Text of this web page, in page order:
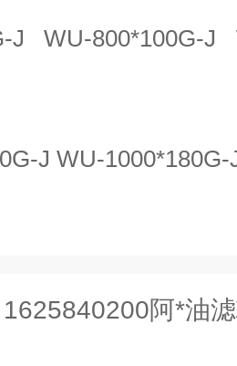
J WU-800*100G-
J WU-1000*180G-
1625840200阿*油